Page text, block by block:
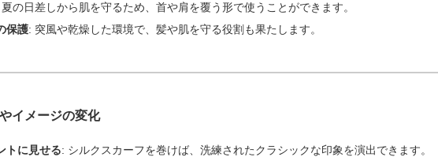
夏の日差しから肌を守るため、首や肩を覆う形で使うことができます。
保護: 突風や乾燥した環境で、髪や肌を守る役割も果たします。
イメージの変化
トに見せる: シルクスカーフを巻けば、洗練されたクラシックな印象を演出できます。